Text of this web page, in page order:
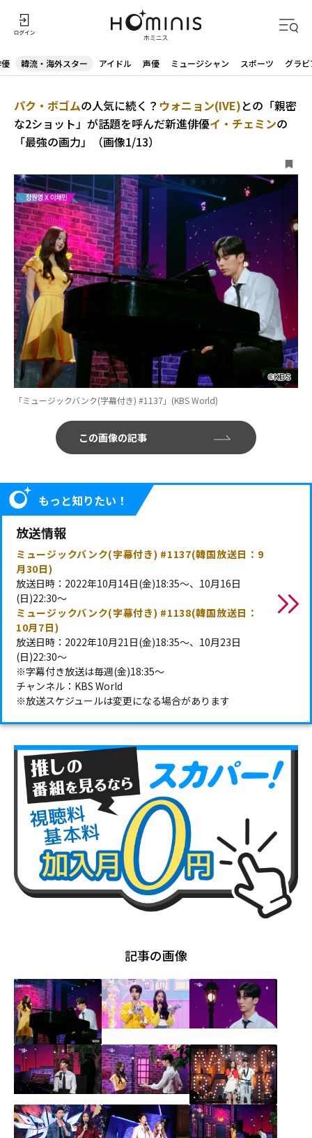
韓流・海外スター アイドル 声優 ミュージシャン スポーツ グラビ
パク・ボゴムの人気に続く？ ウォニョン(IVE)との「親密
な2ショット」が話題を呼んだ新進俳優イ・チェミンの
「最強の画力」（画像1/13）
「ミュージックバンク(字幕付き) #1137」(KBS World)
この画像の記事
もっと知りたい！
放送情報
ミュージックバンク(字幕付き) #1137(韓国放送日：9
月30日)
放送日時：2022年10月14日(金)18:35～、10月16日
(日)22:30～
ミュージックバンク(字幕付き) #1138(韓国放送日：
10月7日)
放送日時：2022年10月21日(金)18:35～、10月23日
(日)22:30～
※字幕付き放送は毎週(金)18:35～
チャンネル：KBS World
※放送スケジュールは変更になる場合があります
記事の画像